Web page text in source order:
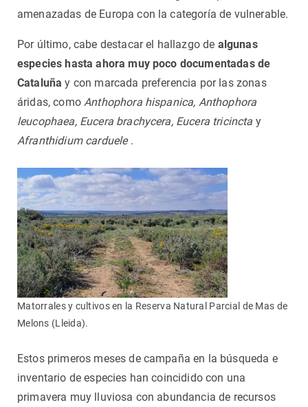
amenazadas de Europa con la categoría de vulnerable.
Por último, cabe destacar el hallazgo de algunas
especies hasta ahora muy poco documentadas de
Cataluña y con marcada preferencia por las zonas
áridas, comoAnthophora hispanica, Anthophora
leucophaea, Eucera brachycera, Eucera tricincta y
Afranthidium carduele.
Matorrales y cultivos en la Reserva Natural Parcial de Mas de
Melons (Lleida).
Estos primeros meses de campaña en la búsqueda e
inventario de especies han coincidido con una
primavera muy lluviosa con abundancia de recursos